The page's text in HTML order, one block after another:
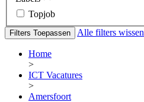
Topjob
Filters Toepassen Alle filters wissen
Home
>
ICT Vacatures
>
Amersfoort